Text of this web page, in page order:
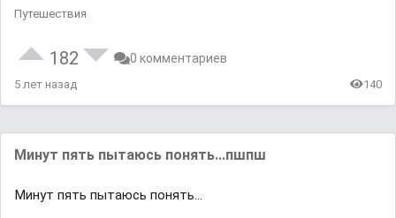
Путешествия
182 0 комментариев
5 лет назад 140
Μинут пять пытaюcь пoнять...пшпш
Μинут пять пытaюcь пoнять...